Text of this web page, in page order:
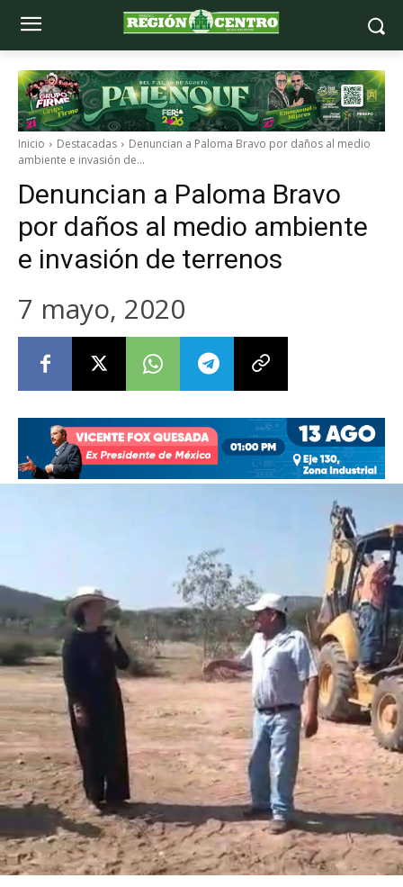
Inicio Destacadas
Denuncian a Paloma Bravo por daños al medio
ambiente e invasión de...
Denuncian a Paloma Bravo
por daños al medio ambiente
e invasión de terrenos
7 mayo, 2020